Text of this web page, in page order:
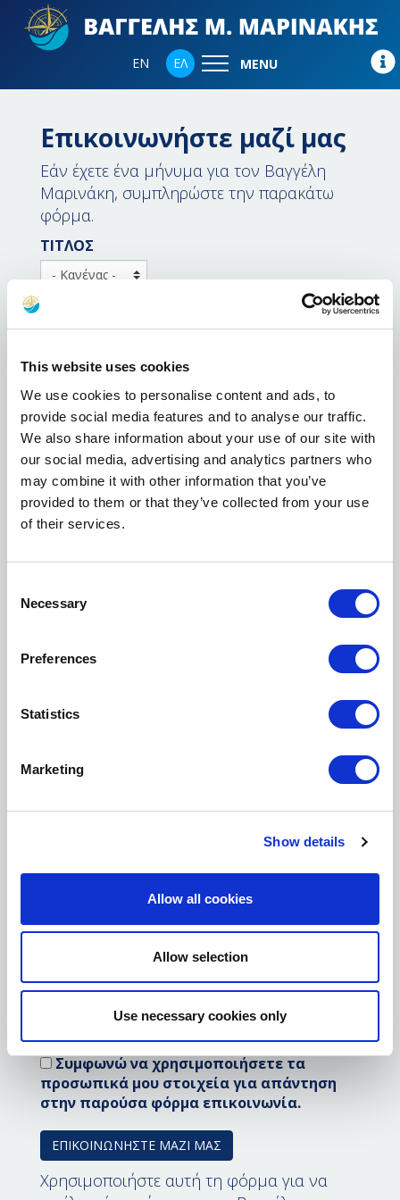
This website uses cookies
We use cookies to personalise content and ads, to
provide social media features and to analyse our traffic.
We also share information about your use of our site with
our social media, advertising and analytics partners who
may combine it with other information that you’ve
provided to them or that they’ve collected from your use
of their services.
Selection
Necessary
Preferences
Statistics
Marketing
Show details
Allow all cookies
Allow selection
Use necessary cookies only
EN ΕΛ MENU
Επικοινωνήστε μαζί μας
Εάν έχετε ένα μήνυμα για τον Βαγγέλη
Μαρινάκη, συμπληρώστε την παρακάτω
φόρμα.
ΤΙΤΛΟΣ
EMAIL *
ΤΗΛΕΦΩΝΟ *
ΠΟΛΗ *
ΝΟΜΟΣ *
ΤΙ ΘΑ ΘΕΛΑΤΕ ΝΑ ΠΕΙΤΕ *
Συμφωνώ να χρησιμοποιήσετε τα
προσωπικά μου στοιχεία για απάντηση
στην παρούσα φόρμα επικοινωνία.
Χρησιμοποιήστε αυτή τη φόρμα για να